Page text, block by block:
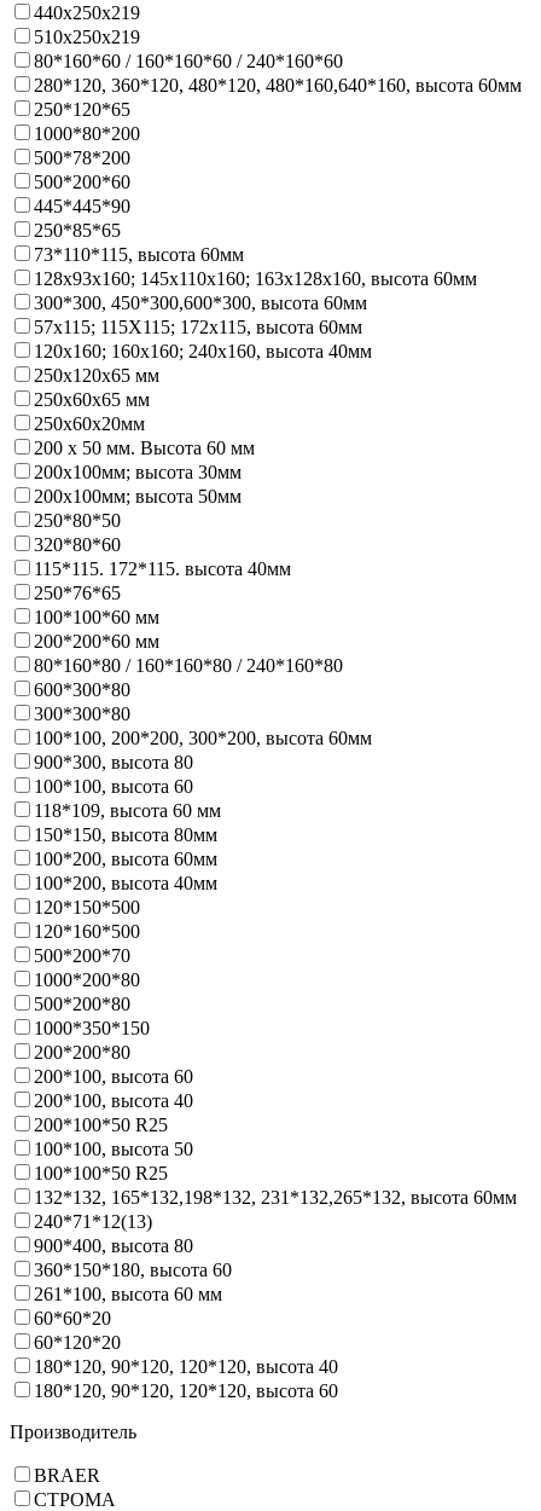
440х250х219
510х250х219
80*160*60 / 160*160*60 / 240*160*60
280*120, 360*120, 480*120, 480*160,640*160, высота 60мм
250*120*65
1000*80*200
500*78*200
500*200*60
445*445*90
250*85*65
73*110*115, высота 60мм
128х93x160; 145х110x160; 163х128x160, высота 60мм
300*300, 450*300,600*300, высота 60мм
57х115; 115Х115; 172х115, высота 60мм
120х160; 160х160; 240х160, высота 40мм
250х120х65 мм
250х60х65 мм
250х60х20мм
200 х 50 мм. Высота 60 мм
200х100мм; высота 30мм
200х100мм; высота 50мм
250*80*50
320*80*60
115*115. 172*115. высота 40мм
250*76*65
100*100*60 мм
200*200*60 мм
80*160*80 / 160*160*80 / 240*160*80
600*300*80
300*300*80
100*100, 200*200, 300*200, высота 60мм
900*300, высота 80
100*100, высота 60
118*109, высота 60 мм
150*150, высота 80мм
100*200, высота 60мм
100*200, высота 40мм
120*150*500
120*160*500
500*200*70
1000*200*80
500*200*80
1000*350*150
200*200*80
200*100, высота 60
200*100, высота 40
200*100*50 R25
100*100, высота 50
100*100*50 R25
132*132, 165*132,198*132, 231*132,265*132, высота 60мм
240*71*12(13)
900*400, высота 80
360*150*180, высота 60
261*100, высота 60 мм
60*60*20
60*120*20
180*120, 90*120, 120*120, высота 40
180*120, 90*120, 120*120, высота 60
Производитель
BRAER
СТРОМА